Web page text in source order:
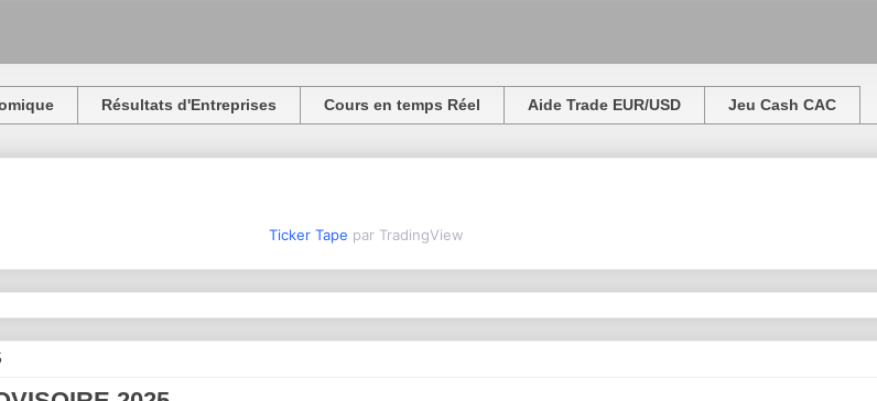
Résultats d'Entreprises Cours en temps Réel Aide Trade EUR/USD Jeu Cash CAC
Ticker Tape par TradingView